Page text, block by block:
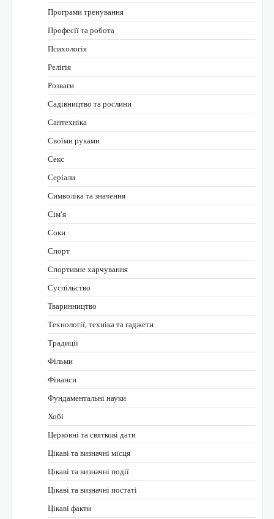
Програми тренування
Професії та робота
Психологія
Релігія
Розваги
Садівництво та рослини
Сантехніка
Своїми руками
Секс
Серіали
Символіка та значення
Сім’я
Соки
Спорт
Спортивне харчування
Суспільство
Тваринництво
Технології, техніка та гаджети
Традиції
Фільми
Фінанси
Фундаментальні науки
Хобі
Церковні та святкові дати
Цікаві та визначні місця
Цікаві та визначні події
Цікаві та визначні постаті
Цікаві факти